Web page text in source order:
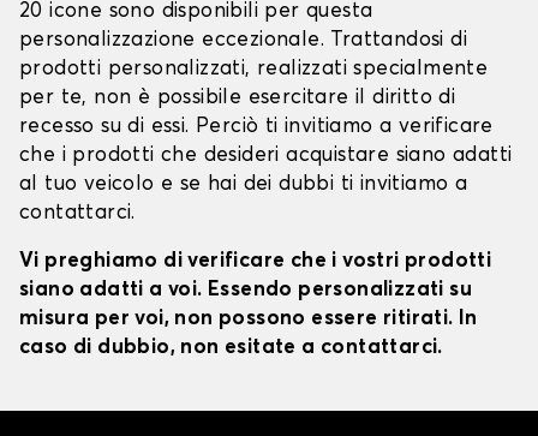
20 icone sono disponibili per questa
personalizzazione eccezionale. Trattandosi di
prodotti personalizzati, realizzati specialmente
per te, non è possibile esercitare il diritto di
recesso su di essi. Perciò ti invitiamo a verificare
che i prodotti che desideri acquistare siano adatti
al tuo veicolo e se hai dei dubbi ti invitiamo a
contattarci.
Vi preghiamo di verificare che i vostri prodotti
siano adatti a voi. Essendo personalizzati su
misura per voi, non possono essere ritirati. In
caso di dubbio, non esitate a contattarci.